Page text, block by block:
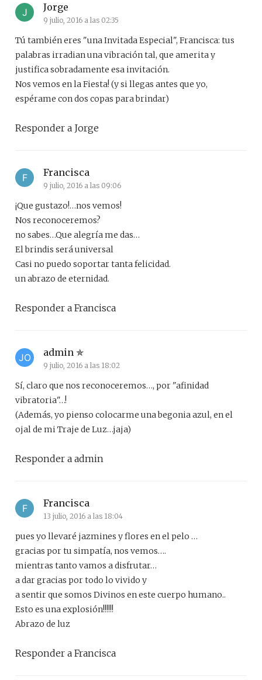
Jorge
9 julio, 2016 a las 02:35
Tú también eres "una Invitada Especial", Francisca: tus
palabras irradian una vibración tal, que amerita y
justifica sobradamente esa invitación.
Nos vemos en la Fiesta! (y si llegas antes que yo,
espérame con dos copas para brindar)
Responder a Jorge
Francisca
9 julio, 2016 a las 09:06
¡Que gustazo!…nos vemos!
Nos reconoceremos?
no sabes…Que alegría me das…
El brindis será universal
Casi no puedo soportar tanta felicidad.
un abrazo de eternidad.
Responder a Francisca
admin
9 julio, 2016 a las 18:02
Sí, claro que nos reconoceremos…, por "afinidad
vibratoria"…!
(Además, yo pienso colocarme una begonia azul, en el
ojal de mi Traje de Luz…jaja)
Responder a admin
Francisca
13 julio, 2016 a las 18:04
pues yo llevaré jazmines y flores en el pelo …
gracias por tu simpatía, nos vemos….
mientras tanto vamos a disfrutar…
a dar gracias por todo lo vivido y
a sentir que somos Divinos en este cuerpo humano..
Esto es una explosión!!!!!!
Abrazo de luz
Responder a Francisca